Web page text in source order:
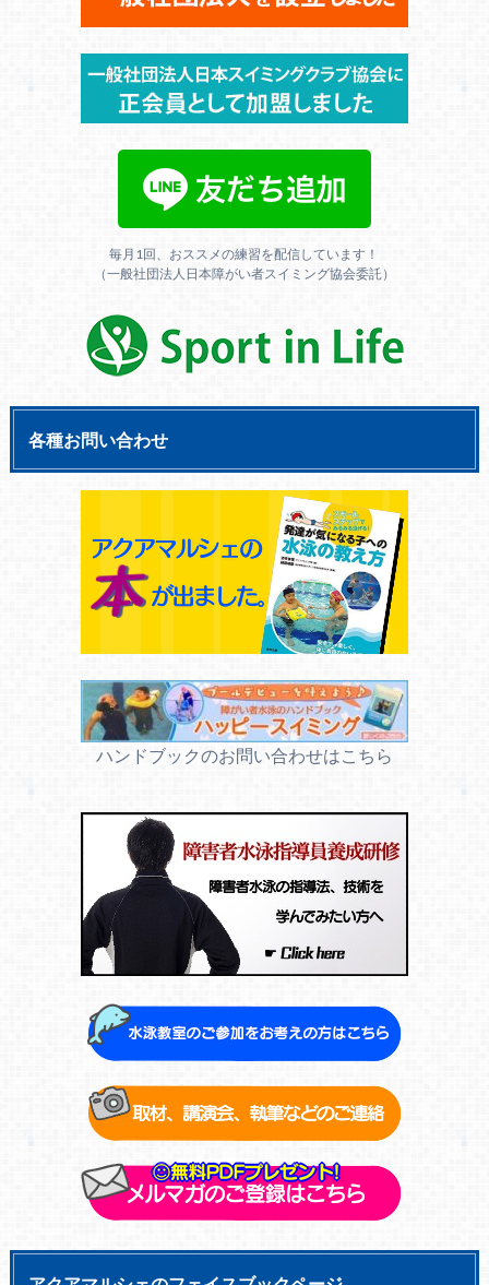
毎月1回、おススメの練習を配信しています！
（一般社団法人日本障がい者スイミング協会委託）
各種お問い合わせ
ハンドブックのお問い合わせはこちら